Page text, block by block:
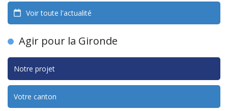
Voir toute l'actualité
Agir pour la Gironde
Notre projet
Votre canton